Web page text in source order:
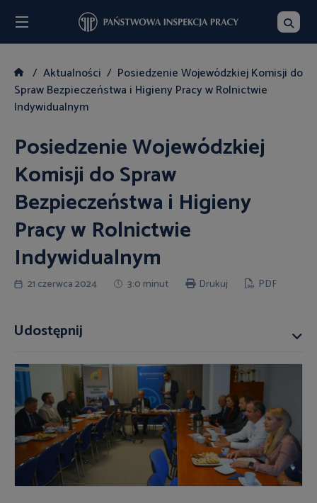
Aktualności
Posiedzenie Wojewódzkiej Komisji do
Spraw Bezpieczeństwa i Higieny Pracy w Rolnictwie
Indywidualnym
Posiedzenie Wojewódzkiej
Komisji do Spraw
Bezpieczeństwa i Higieny
Pracy w Rolnictwie
Indywidualnym
21 czerwca 2024 3:0 minut Drukuj PDF
Udostępnij
Szukaj